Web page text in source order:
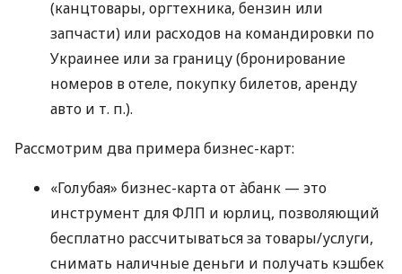
(канцтовары, оргтехника, бензин или
запчасти) или расходов на командировки по
Украинее или за границу (бронирование
номеров в отеле, покупку билетов, аренду
авто и т. п.).
Рассмотрим два примера бизнес-карт:
«Голубая» бизнес-карта от àбанк — это
инструмент для ФЛП и юрлиц, позволяющий
бесплатно рассчитываться за товары/услуги,
снимать наличные деньги и получать кэшбек